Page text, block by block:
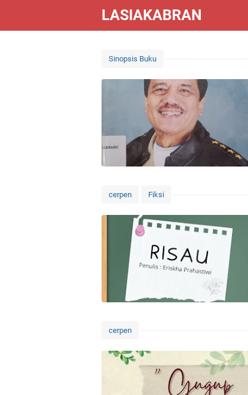
LASIAKABRAN
Sinopsis Buku
cerpen Fiksi
cerpen